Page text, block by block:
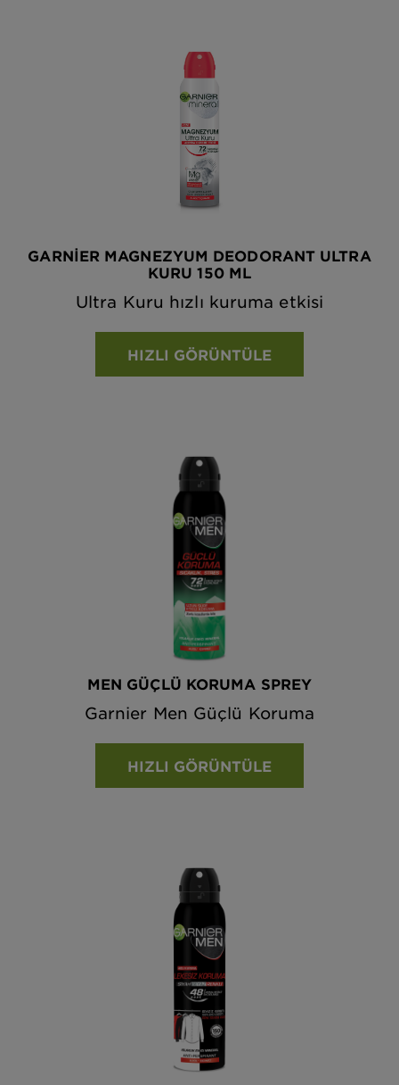
GARNIER MAGNEZYUM DEODORANT ULTRA
KURU 150 ML
Ultra Kuru hızlı kuruma etkisi
HIZLI GÖRÜNTÜLE
MEN GÜÇLÜ KORUMA SPREY
Garnier Men Güçlü Koruma
HIZLI GÖRÜNTÜLE